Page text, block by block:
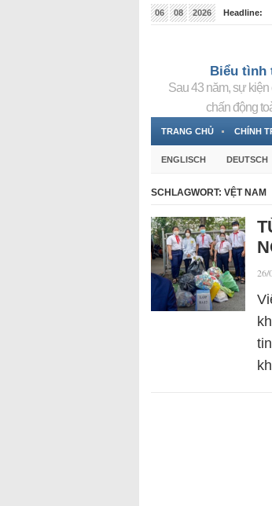
06 08 2026
Headline:
Biểu tình
Sau 43 năm, sự kiện
chấn động
TRANG CHỦ CHÍNH
ENGLISCH DEUTSCH
SCHLAGWORT: VỆT NAM
26/